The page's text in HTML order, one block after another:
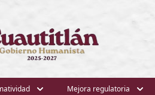
Mejora regulatoria